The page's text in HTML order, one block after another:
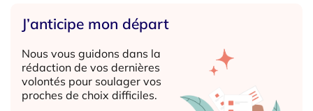
J’anticipe mon départ
Nous vous guidons dans la
rédaction de vos dernières
volontés pour soulager vos
proches de choix difficiles.